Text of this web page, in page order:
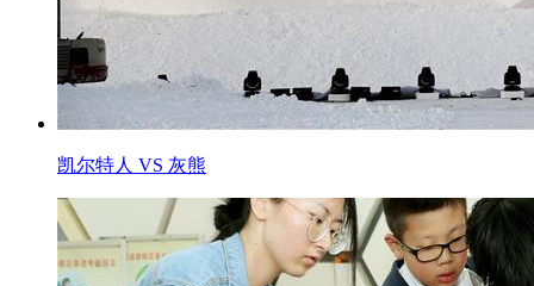
凯尔特人 VS 灰熊